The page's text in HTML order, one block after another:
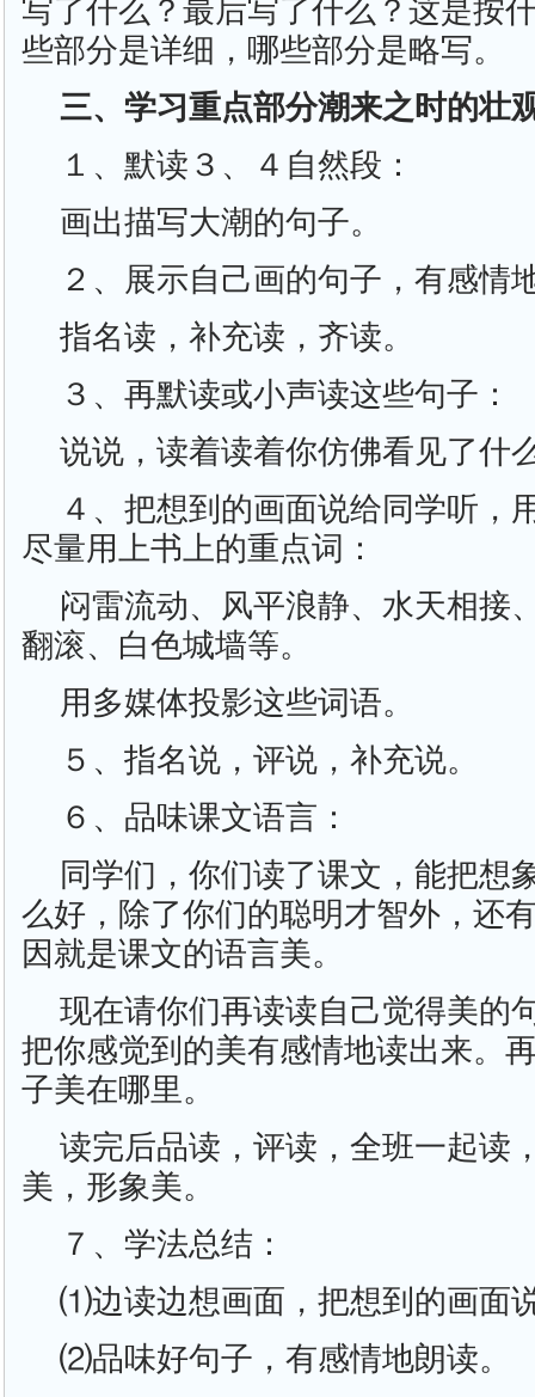
写了什么？最后写了什么？这是按
些部分是详细，哪些部分是略写。
三、学习重点部分潮来之时的壮
１、默读３、４自然段：
画出描写大潮的句子。
２、展示自己画的句子，有感情
指名读，补充读，齐读。
３、再默读或小声读这些句子：
说说，读着读着你仿佛看见了什
４、把想到的画面说给同学听，
尽量用上书上的重点词：
闷雷流动、风平浪静、水天相接
翻滚、白色城墙等。
用多媒体投影这些词语。
５、指名说，评说，补充说。
６、品味课文语言：
同学们，你们读了课文，能把想
么好，除了你们的聪明才智外，还
因就是课文的语言美。
现在请你们再读读自己觉得美的
把你感觉到的美有感情地读出来。
子美在哪里。
读完后品读，评读，全班一起读
美，形象美。
７、学法总结：
⑴边读边想画面，把想到的画面
⑵品味好句子，有感情地朗读。